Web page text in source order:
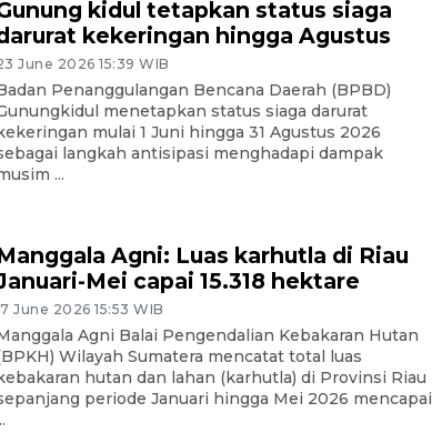
kidul tetapkan status siaga
kekeringan hingga Agustus
June 2026 15:39 WIB
Penanggulangan Bencana Daerah (BPBD)
menetapkan status siaga darurat
mulai 1 Juni hingga 31 Agustus 2026
langkah antisipasi menghadapi dampak
...
Agni: Luas karhutla di Riau
Mei capai 15.318 hektare
June 2026 15:53 WIB
Agni Balai Pengendalian Kebakaran Hutan
Wilayah Sumatera mencatat total luas
hutan dan lahan (karhutla) di Provinsi Riau
periode Januari hingga Mei 2026 mencapai